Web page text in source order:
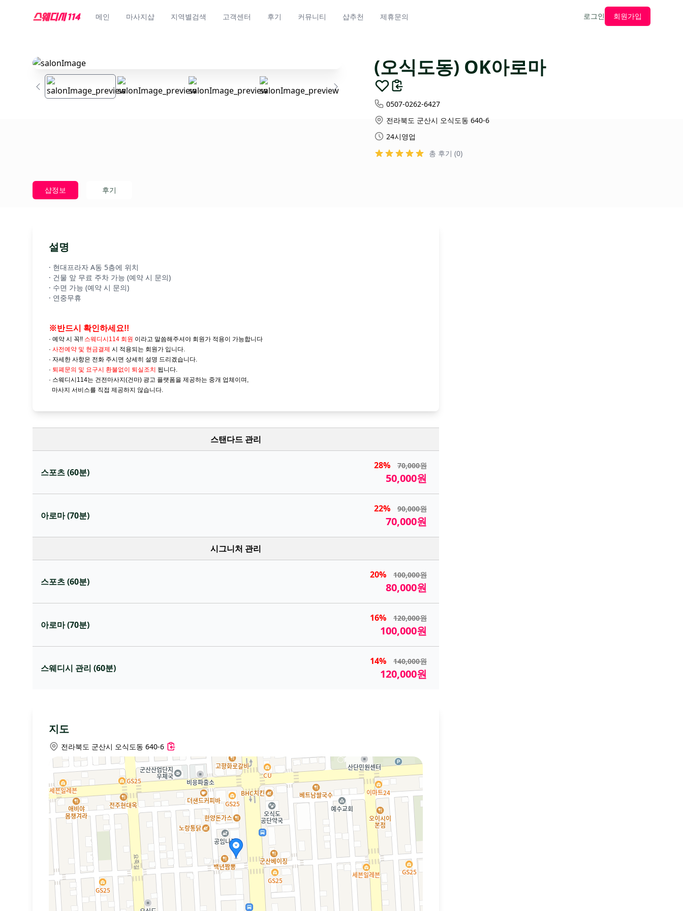
메인 마사지샵 지역별검색 고객센터 후기 커뮤니티 샵추천 제휴문의 로그인 회원가입
(오식도동) OK아로마
0507-0262-6427
전라북도 군산시 오식도동 640-6
24시영업
총 후기 (0)
샵정보 후기
설명
· 현대프라자 A동 5층에 위치
· 건물 앞 무료 주차 가능 (예약 시 문의)
· 수면 가능 (예약 시 문의)
· 연중무휴
※반드시 확인하세요!!
· 예약 시 꼭!! 스웨디시114 회원 이라고 말씀해주셔야 회원가 적용이 가능합니다
· 사전예약 및 현금결제 시 적용되는 회원가 입니다.
· 자세한 사항은 전화 주시면 상세히 설명 드리겠습니다.
· 퇴폐문의 및 요구시 환불없이 퇴실조치 됩니다.
· 스웨디시114는 건전마사지(건마) 광고 플랫폼을 제공하는 중개 업체이며,
마사지 서비스를 직접 제공하지 않습니다.
스탠다드 관리
스포츠 (60분)
28% 70,000원
50,000원
아로마 (70분)
22% 90,000원
70,000원
시그니처 관리
스포츠 (60분)
20% 100,000원
80,000원
아로마 (70분)
16% 120,000원
100,000원
스웨디시 관리 (60분)
14% 140,000원
120,000원
지도
전라북도 군산시 오식도동 640-6